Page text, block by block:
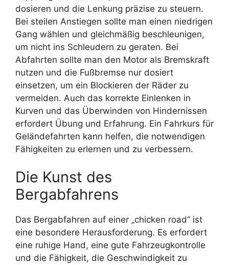
dosieren und die Lenkung präzise zu steuern.
Bei steilen Anstiegen sollte man einen niedrigen
Gang wählen und gleichmäßig beschleunigen,
um nicht ins Schleudern zu geraten. Bei
Abfahrten sollte man den Motor als Bremskraft
nutzen und die Fußbremse nur dosiert
einsetzen, um ein Blockieren der Räder zu
vermeiden. Auch das korrekte Einlenken in
Kurven und das Überwinden von Hindernissen
erfordert Übung und Erfahrung. Ein Fahrkurs für
Geländefahrten kann helfen, die notwendigen
Fähigkeiten zu erlernen und zu verbessern.
Die Kunst des
Bergabfahrens
Das Bergabfahren auf einer „chicken road“ ist
eine besondere Herausforderung. Es erfordert
eine ruhige Hand, eine gute Fahrzeugkontrolle
und die Fähigkeit, die Geschwindigkeit zu